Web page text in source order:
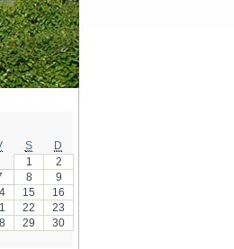
S
D
1
2
8
9
15
16
22
23
29
30